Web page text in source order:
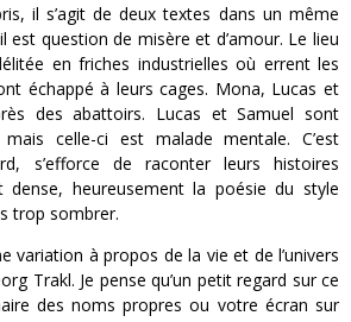
il s’agit de deux textes dans un même
il est question de misère et d’amour. Le lieu
en friches industrielles où errent les
échappé à leurs cages. Mona, Lucas et
des abattoirs. Lucas et Samuel sont
celle-ci est malade mentale. C’est
s’efforce de raconter leurs histoires
dense, heureusement la poésie du style
trop sombrer.
variation à propos de la vie et de l’univers
Trakl. Je pense qu’un petit regard sur ce
des noms propres ou votre écran sur